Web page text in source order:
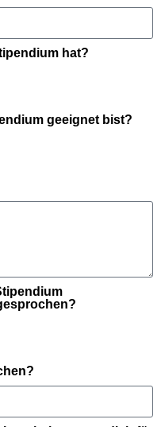
hat?
geeignet bist?